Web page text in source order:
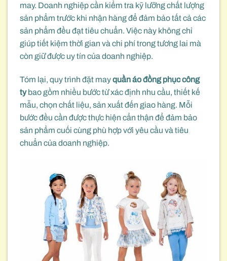
may. Doanh nghiệp cần kiểm tra kỹ lưỡng chất lượng
sản phẩm trước khi nhận hàng để đảm bảo tất cả các
sản phẩm đều đạt tiêu chuẩn. Việc này không chỉ
giúp tiết kiệm thời gian và chi phí trong tương lai mà
còn giữ được uy tín của doanh nghiệp.
Tóm lại, quy trình đặt mayquần áo đồng phục công
tybao gồm nhiều bước từ xác định nhu cầu, thiết kế
mẫu, chọn chất liệu, sản xuất đến giao hàng. Mỗi
bước đều cần được thực hiện cẩn thận để đảm bảo
sản phẩm cuối cùng phù hợp với yêu cầu và tiêu
chuẩn của doanh nghiệp.